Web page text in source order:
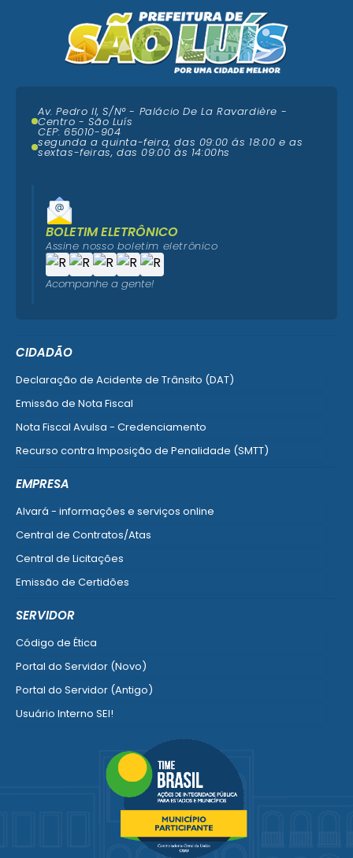
CIDADÃO
Declaração de Acidente de Trânsito (DAT)
Emissão de Nota Fiscal
Nota Fiscal Avulsa - Credenciamento
Recurso contra Imposição de Penalidade (SMTT)
EMPRESA
Alvará - informações e serviços online
Central de Contratos/Atas
Central de Licitações
Emissão de Certidões
SERVIDOR
Código de Ética
Portal do Servidor (Novo)
Portal do Servidor (Antigo)
Usuário Interno SEI!
Portal do Segurado
Manual de Gestão Patrimonial
Av. Pedro II, S/N° - Palácio De La Ravardière -
Centro - São Luís
CEP: 65010-904
segunda a quinta-feira, das 09:00 ás 18:00 e as
sextas-feiras, das 09:00 às 14:00hs
BOLETIM ELETRÔNICO
Assine nosso boletim eletrônico
Acompanhe a gente!